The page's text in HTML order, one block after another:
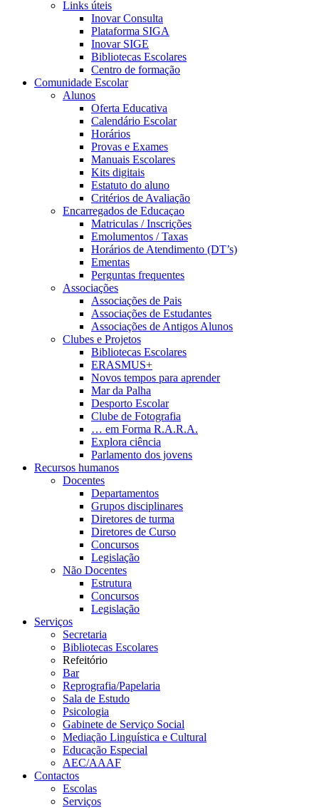
Links úteis
Inovar Consulta
Plataforma SIGA
Inovar SIGE
Bibliotecas Escolares
Centro de formação
Comunidade Escolar
Alunos
Oferta Educativa
Calendário Escolar
Horários
Provas e Exames
Manuais Escolares
Kits digitais
Estatuto do aluno
Critérios de Avaliação
Encarregados de Educaçao
Matriculas / Inscrições
Emolumentos / Taxas
Horários de Atendimento (DT’s)
Ementas
Perguntas frequentes
Associações
Associações de Pais
Associações de Estudantes
Associações de Antigos Alunos
Clubes e Projetos
Bibliotecas Escolares
ERASMUS+
Novos tempos para aprender
Mar da Palha
Desporto Escolar
Clube de Fotografia
… em Forma R.A.R.A.
Explora ciência
Parlamento dos jovens
Recursos humanos
Docentes
Departamentos
Grupos disciplinares
Diretores de turma
Diretores de Curso
Concursos
Legislação
Não Docentes
Estrutura
Concursos
Legislação
Serviços
Secretaria
Bibliotecas Escolares
Refeitório
Bar
Reprografia/Papelaria
Sala de Estudo
Psicologia
Gabinete de Serviço Social
Mediação Linguística e Cultural
Educação Especial
AEC/AAAF
Contactos
Escolas
Serviços